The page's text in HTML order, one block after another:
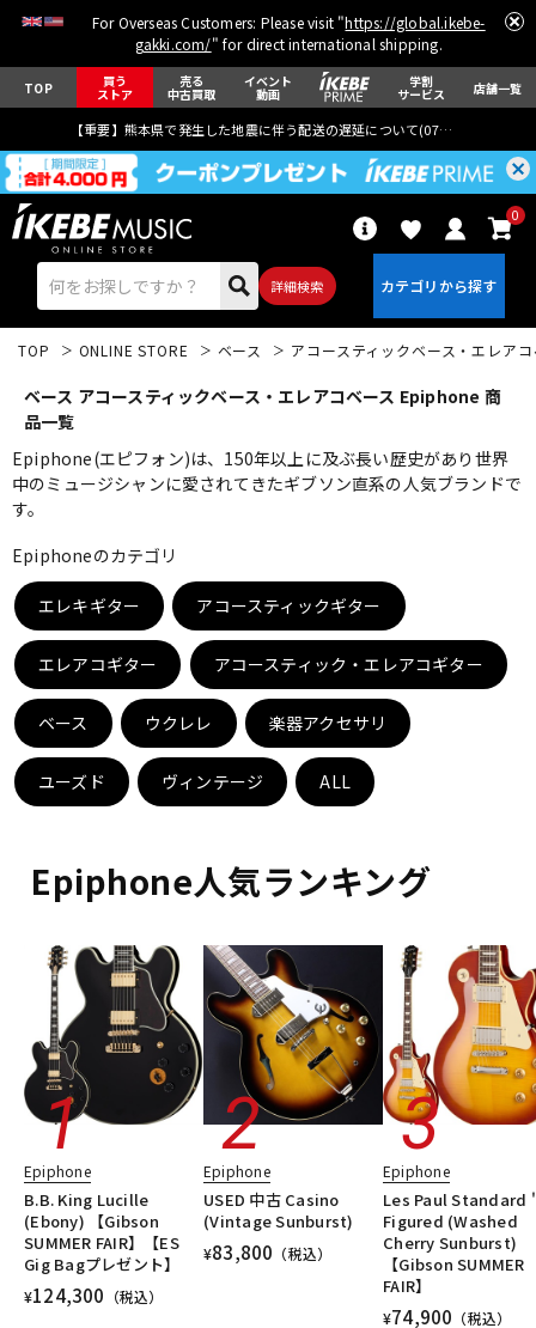
For Overseas Customers: Please visit "https://global.ikebe-
gakki.com/" for direct international shipping.
TOP 買う
ストア
売る
中古買取
イベント
動画
学割
サービス 店舗一覧
【重要】熊本県で発生した地震に伴う配送の遅延について(07月29日
詳細検索
0
エレキギター アコギ/エレアコ
ドラム パーカッション
キーボード 電子ピアノ
DTM
DTM オンライン納品 レコーディング機器
配信/ライブ機器 楽器アクセサリ
中古 ヴィンテージ
TOP ONLINE STORE ベース アコースティックベース・エレア
ベース アコースティックベース・エレアコベース Epiphone 商
品一覧
Epiphone(エピフォン)は、150年以上に及ぶ長い歴史があり世界
中のミュージシャンに愛されてきたギブソン直系の人気ブランドで
す。
Epiphoneのカテゴリ
エレキギター アコースティックギター
エレアコギター アコースティック・エレアコギター
ベース ウクレレ 楽器アクセサリ
ユーズド ヴィンテージ ALL
Epiphone人気ランキング
Epiphone
B.B. King Lucille
(Ebony) 【Gibson
SUMMER FAIR】【ES
Gig Bagプレゼント】
¥124,300 （税込）
Epiphone
USED 中古 Casino
(Vintage Sunburst)
¥83,800 （税込）
Epiphone
Les Paul Standard
Figured (Washed
Cherry Sunburst)
【Gibson SUMMER
FAIR】
¥74,900 （税込）